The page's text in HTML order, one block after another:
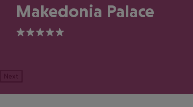
Makedonia Palace
5
Next